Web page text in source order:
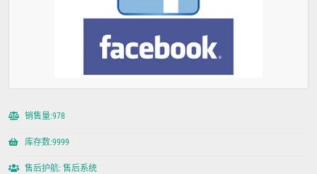
销售量:978
库存数:9999
售后护航: 售后系统